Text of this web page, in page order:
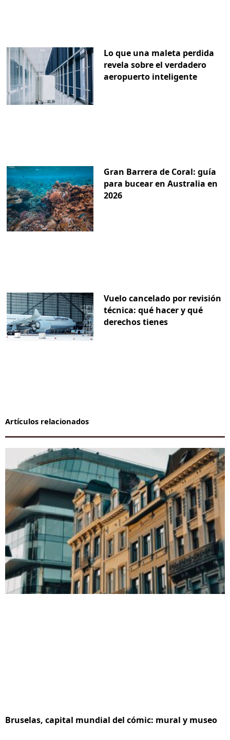
Lo que una maleta perdida
revela sobre el verdadero
aeropuerto inteligente
Gran Barrera de Coral: guía
para bucear en Australia en
2026
Vuelo cancelado por revisión
técnica: qué hacer y qué
derechos tienes
Artículos relacionados
Bruselas, capital mundial del cómic: mural y museo